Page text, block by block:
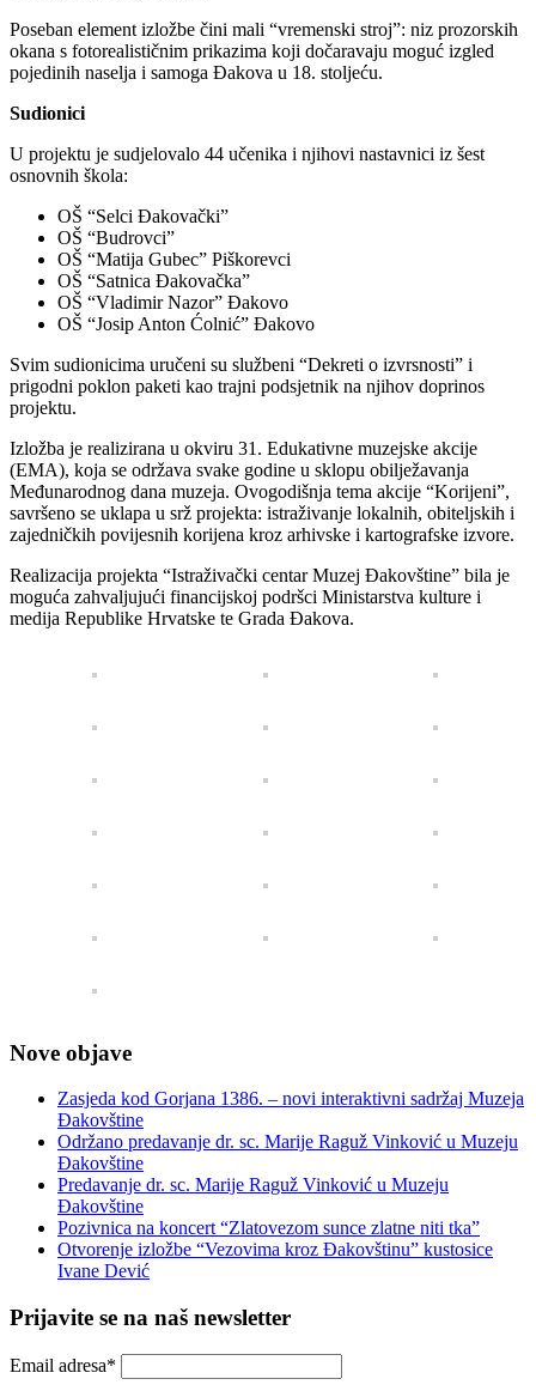
Poseban element izložbe čini mali “vremenski stroj”: niz prozorskih
okana s fotorealističnim prikazima koji dočaravaju moguć izgled
pojedinih naselja i samoga Đakova u 18. stoljeću.
Sudionici
U projektu je sudjelovalo 44 učenika i njihovi nastavnici iz šest
osnovnih škola:
OŠ “Selci Đakovački”
OŠ “Budrovci”
OŠ “Matija Gubec” Piškorevci
OŠ “Satnica Đakovačka”
OŠ “Vladimir Nazor” Đakovo
OŠ “Josip Anton Ćolnić” Đakovo
Svim sudionicima uručeni su službeni “Dekreti o izvrsnosti” i
prigodni poklon paketi kao trajni podsjetnik na njihov doprinos
projektu.
Izložba je realizirana u okviru 31. Edukativne muzejske akcije
(EMA), koja se održava svake godine u sklopu obilježavanja
Međunarodnog dana muzeja. Ovogodišnja tema akcije “Korijeni”,
savršeno se uklapa u srž projekta: istraživanje lokalnih, obiteljskih i
zajedničkih povijesnih korijena kroz arhivske i kartografske izvore.
Realizacija projekta “Istraživački centar Muzej Đakovštine” bila je
moguća zahvaljujući financijskoj podršci Ministarstva kulture i
medija Republike Hrvatske te Grada Đakova.
Nove objave
Zasjeda kod Gorjana 1386. – novi interaktivni sadržaj Muzeja
Đakovštine
Održano predavanje dr. sc. Marije Raguž Vinković u Muzeju
Đakovštine
Predavanje dr. sc. Marije Raguž Vinković u Muzeju
Đakovštine
Pozivnica na koncert “Zlatovezom sunce zlatne niti tka”
Otvorenje izložbe “Vezovima kroz Đakovštinu” kustosice
Ivane Dević
Prijavite se na naš newsletter
Email adresa*